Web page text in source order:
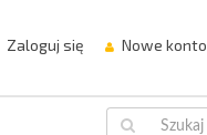
Zaloguj się Nowe konto